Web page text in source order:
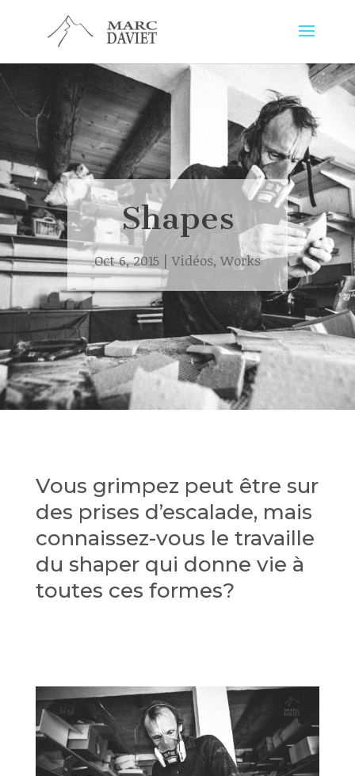
Shapes
Oct 6, 2015| Vidéos, Works
Vous grimpez peut être sur
des prises d’escalade, mais
connaissez-vous le travaille
du shaper qui donne vie à
toutes ces formes?